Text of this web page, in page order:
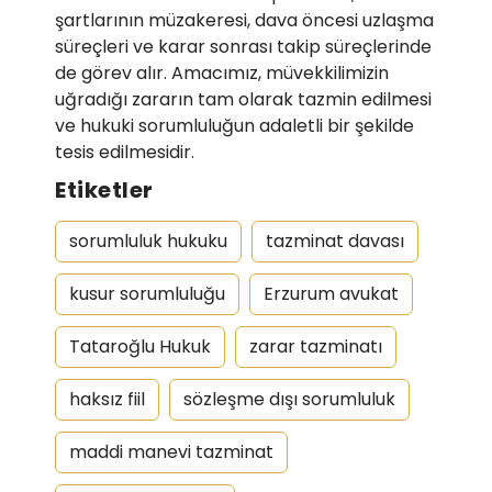
şartlarının müzakeresi, dava öncesi uzlaşma
süreçleri ve karar sonrası takip süreçlerinde
de görev alır. Amacımız, müvekkilimizin
uğradığı zararın tam olarak tazmin edilmesi
ve hukuki sorumluluğun adaletli bir şekilde
tesis edilmesidir.
Etiketler
sorumluluk hukuku tazminat davası
kusur sorumluluğu Erzurum avukat
Tataroğlu Hukuk zarar tazminatı
haksız fiil sözleşme dışı sorumluluk
maddi manevi tazminat